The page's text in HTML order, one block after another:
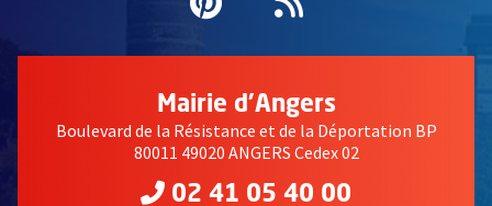
Mairie d'Angers
Boulevard de la Résistance et de la Déportation BP
80011 49020 ANGERS Cedex 02
02 41 05 40 00